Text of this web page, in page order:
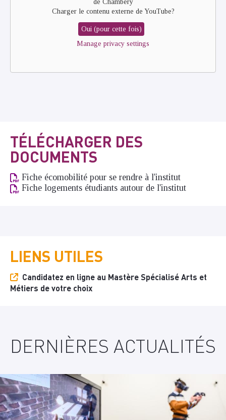
de Chambéry
Charger le contenu externe de YouTube?
Oui (pour cette fois)
Manage privacy settings
TÉLÉCHARGER DES
DOCUMENTS
Fiche écomobilité pour se rendre à l'institut
Fiche logements étudiants autour de l'institut
LIENS UTILES
Candidatez en ligne au Mastère Spécialisé Arts et
Métiers de votre choix
DERNIÈRES ACTUALITÉS